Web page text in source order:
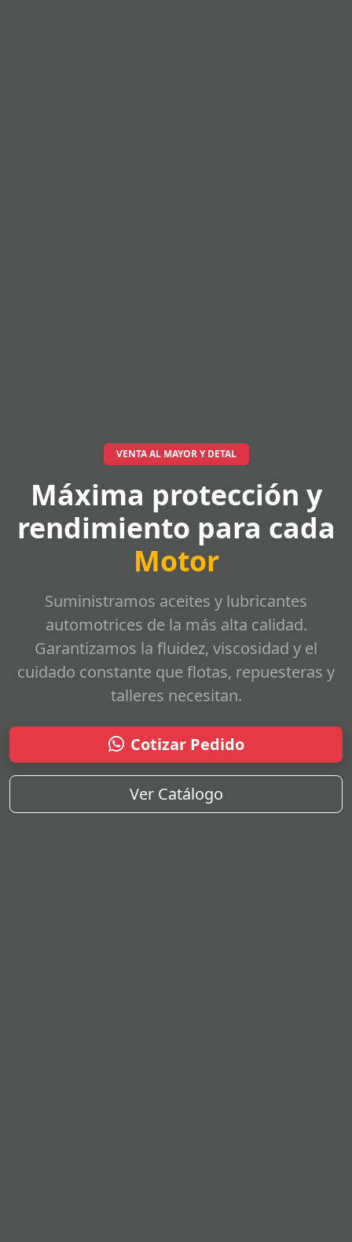
VENTA AL MAYOR Y DETAL
Máxima protección y
rendimiento para cada
Motor
Suministramos aceites y lubricantes
automotrices de la más alta calidad.
Garantizamos la fluidez, viscosidad y el
cuidado constante que flotas, repuesteras y
talleres necesitan.
Cotizar Pedido
Ver Catálogo